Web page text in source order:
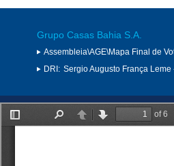
Grupo Casas Bahia S.A.
Assembleia\AGE\Mapa Final de
DRI: Sergio Augusto França Leme